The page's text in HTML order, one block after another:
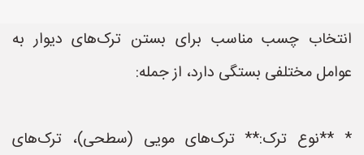
انتخاب چسب مناسب برای بستن ترک‌های دیوار به
عوامل مختلفی بستگی دارد، از جمله:
* **نوع ترک:** ترک‌های مویی (سطحی)، ترک‌های